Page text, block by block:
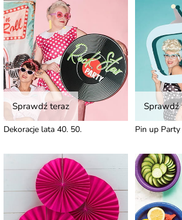
Sprawdź teraz
Dekoracje lata 40. 50.
Sprawdź
Pin up Party